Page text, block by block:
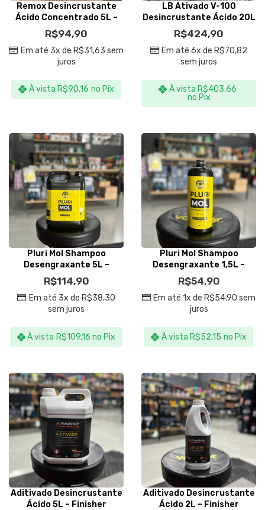
Remox Desincrustante
Ácido Concentrado 5L –
Nobrecar
R$94,90
Em até 3x de R$31,63 sem
juros
À vista R$90,16 no Pix
LB Ativado V-100
Desincrustante Ácido 20L
– Visão Química
R$424,90
Em até 6x de R$70,82
sem juros
À vista R$403,66
no Pix
Pluri Mol Shampoo
Desengraxante 5L –
Easytech
R$114,90
Em até 3x de R$38,30
sem juros
À vista R$109,16 no Pix
Pluri Mol Shampoo
Desengraxante 1,5L –
Easytech
R$54,90
Em até 1x deR$54,90 sem
juros
À vista R$52,15 no Pix
Aditivado Desincrustante
Ácido 5L – Finisher
Aditivado Desincrustante
Ácido 2L – Finisher